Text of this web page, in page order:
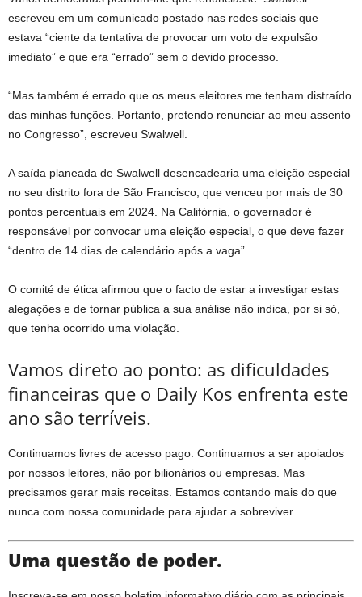
escreveu em um comunicado postado nas redes sociais que
estava “ciente da tentativa de provocar um voto de expulsão
imediato” e que era “errado” sem o devido processo.
“Mas também é errado que os meus eleitores me tenham distraído
das minhas funções. Portanto, pretendo renunciar ao meu assento
no Congresso”, escreveu Swalwell.
A saída planeada de Swalwell desencadearia uma eleição especial
no seu distrito fora de São Francisco, que venceu por mais de 30
pontos percentuais em 2024. Na Califórnia, o governador é
responsável por convocar uma eleição especial, o que deve fazer
“dentro de 14 dias de calendário após a vaga”.
O comité de ética afirmou que o facto de estar a investigar estas
alegações e de tornar pública a sua análise não indica, por si só,
que tenha ocorrido uma violação.
Vamos direto ao ponto: as dificuldades
financeiras que o Daily Kos enfrenta este
ano são terríveis.
Continuamos livres de acesso pago. Continuamos a ser apoiados
por nossos leitores, não por bilionários ou empresas. Mas
precisamos gerar mais receitas. Estamos contando mais do que
nunca com nossa comunidade para ajudar a sobreviver.
Uma questão de poder.